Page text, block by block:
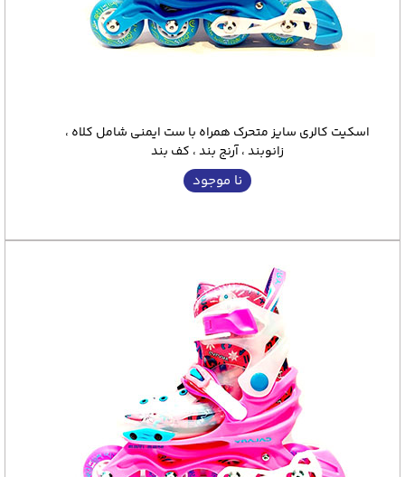
اسکیت کالری سایز متحرک همراه با ست ایمنی شامل کلاه ،
زانوبند ، آرنج بند ، کف بند
نا موجود